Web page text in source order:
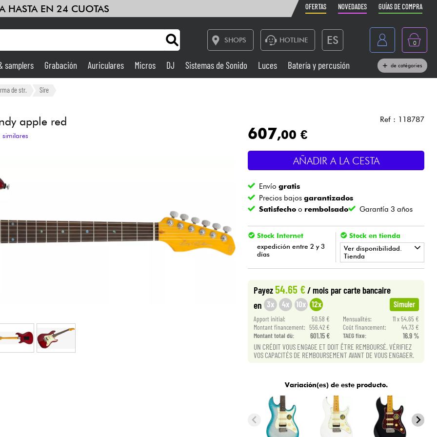
HASTA EN 24 CUOTAS OFERTAS NOVEDADES GUÍAS DE COMPRA
SHOPS HOTLINE ES
France
Belgique
Nederland
0
Ampli & Efectos
Grabación
Sistemas de Sonido
Vientos
Cables & Acces.
Bundle
Ver nuestras marcas
samplers Grabación Auriculares Micros DJ Sistemas de Sonido Luces Batería y percusión de catégories
de str. Sire
apple red
similares
Ref : 118787
607,00 €
AÑADIR A LA CESTA
Envíogratis
Precios bajosgarantizados
Satisfecho o rembolsado Garantía 3 años
Stock Internet
expedición entre 2 y 3
días
Stock en tienda
Ver disponibilidad.
Tienda
Payez54.65 €/ mois par carte bancaire
en 3x 4x 10x 12x Simuler
Apport initial: 50.58 € Mensualités:
11 x 54.65 €
Montant financement: 556.42 € Coût financement:
44.73 €
Montant total dù:
601.15 € TAEG fixe: 16.9 %
UN CRÉDIT VOUS ENGAGE ET DOIT ÊTRE REMBOURSÉ. VÉRIFIEZ
VOS CAPACITÉS DE REMBOURSEMENT AVANT DE VOUS ENGAGER.
Variación(es) de este producto.